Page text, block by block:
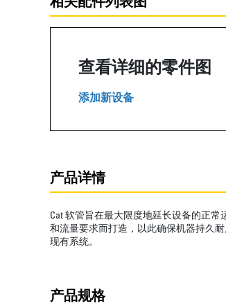
查看详细的零件图
添加新设备
产品详情
Cat 软管旨在最大限度地延长设备的正
和流量要求而打造，以此确保机器持久
现有系统。
产品规格